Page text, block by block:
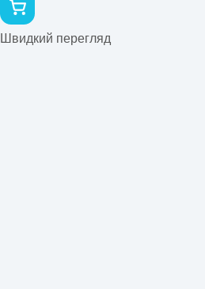
Швидкий перегляд